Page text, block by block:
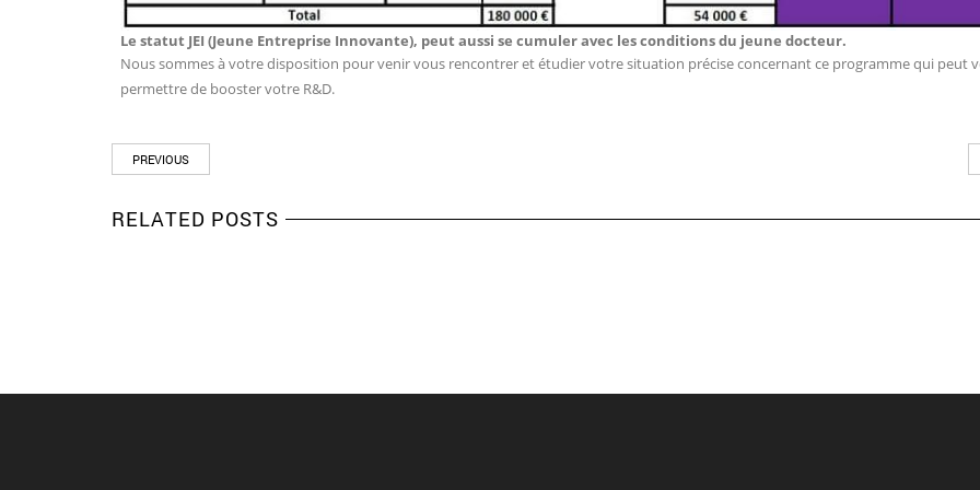
Le statut JEI (Jeune Entreprise Innovante), peut aussi se cumuler avec les conditions du jeune docteur.
Nous sommes à votre disposition pour venir vous rencontrer et étudier votre situation précise concernant ce programme qui peut
permettre de booster votre R&D.
PREVIOUS
RELATED POSTS